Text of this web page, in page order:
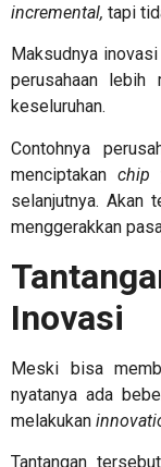
incremental, tapi
Maksudnya
perusahaan lebih
keseluruhan.
Contohnya
menciptakanchip
selanjutnya. Akan
menggerakkan
Inovasi
Meski bisa
nyatanya ada
melakukan
Tantangan